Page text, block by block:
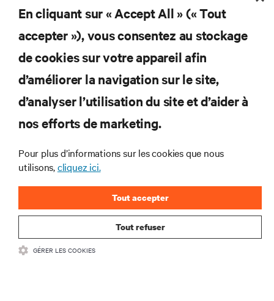
et à la demande. »
– Chetan Sharma, analyste
Simultanément, les avancées au niveau du marché, liées
aux puces, aux batteries, aux serveurs, à l’alimentation
de précision et aux technologies de refroidissement ont
permis le développement d’armoires IT et de micro-
datacenters sophistiqués. Ces fonctionnalités de calcul
à plus petite échelle peuvent être installées de manière
flexible partout et chaque fois que nécessaire.
En cliquant sur « Accept All » (« Tout
accepter »), vous consentez au stockage
de cookies sur votre appareil afin
d’améliorer la navigation sur le site,
d’analyser l’utilisation du site et d’aider à
nos efforts de marketing.
Pour plus d’informations sur les cookies que nous
utilisons,cliquez ici.
Tout refuser
Tout accepter
GÉRER LES COOKIES